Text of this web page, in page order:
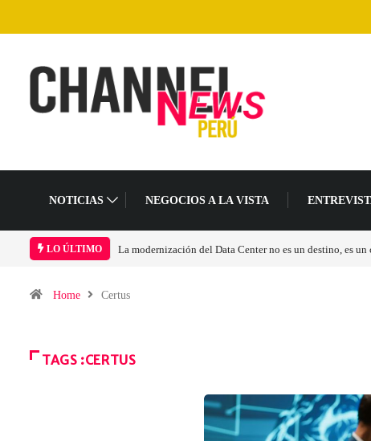
NOTICIAS NEGOCIOS A LA VISTA
LO ÚLTIMO La modernización del Data Center no es un destino, es
Home Certus
TAGS :CERTUS